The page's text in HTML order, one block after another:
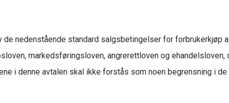
de nedenstående standard salgsbetingelser for forbrukerkjøp
markedsføringsloven, angrerettloven og
i denne avtalen skal ikke forstås som noen begrensning i